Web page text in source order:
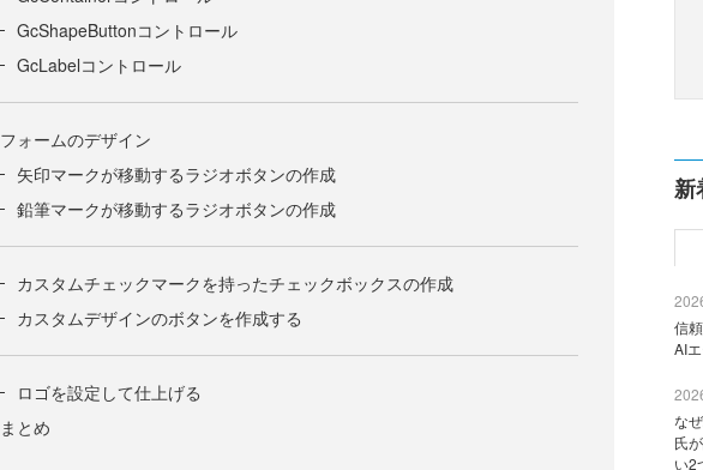
GcShapeButtonコントロール
GcLabelコントロール
フォームのデザイン
矢印マークが移動するラジオボタンの作成
鉛筆マークが移動するラジオボタンの作成
カスタムチェックマークを持ったチェックボックスの作成
カスタムデザインのボタンを作成する
ロゴを設定して仕上げる
まとめ
新
信
AI
な
氏
い2